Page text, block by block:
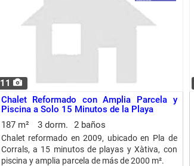
11
Chalet Reformado con Amplia Parcela y
Piscina a Solo 15 Minutos de la Playa
187 m²
3 dorm. 2 baños
Chalet reformado en 2009, ubicado en Pla de
Corrals, a 15 minutos de playas y Xàtiva, con
piscina y amplia parcela de más de 2000 m².